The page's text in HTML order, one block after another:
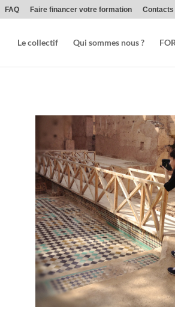
FAQ Faire financer votre formation Contacts
Le collectif Qui sommes nous ?